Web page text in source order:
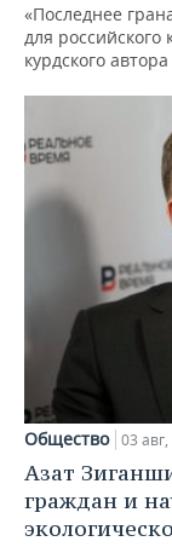
«Последнее
для
курдского
Общество 03
Азат
граждан и